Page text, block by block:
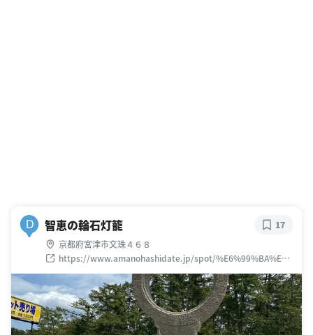
D 智恵の輪石灯籠
京都府宮津市文珠４６８
https://www.amanohashidate.jp/spot/%E6%99%BA%E6
%81%B5%E3%81%AE%E8%BC%AA-
%E7%81%AF%E7%B1%A0-2/
17